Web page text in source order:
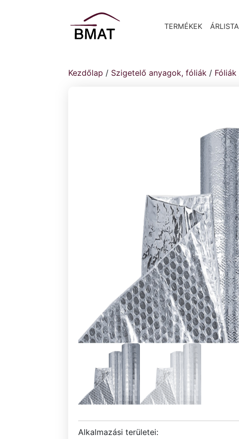
TERMÉKEK ÁRLISTA
Kezdőlap / Szigetelő anyagok, fóliák / Fóliák
Alkalmazási területei: